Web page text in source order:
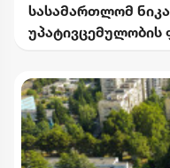
სასამართლომ
უპატივცემულობის